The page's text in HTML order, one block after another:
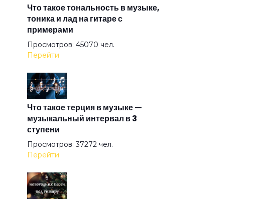
Горький ангел (Призрак сладкой N)
Если будет дождь
Если ты хочешь
Женщина
Жизнь в зоопарке
Завтра меня здесь не будет
Что такое тональность в музыке,
тоника и лад на гитаре с
примерами
Просмотров: 45070 чел.
Перейти
Что такое терция в музыке —
музыкальный интервал в 3
ступени
Просмотров: 37272 чел.
Перейти